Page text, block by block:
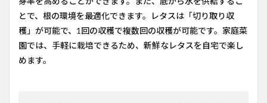
とで、根の環境を最適化できます。レタスは「切り取り収
穫」が可能で、1回の収穫で複数回の収穫が可能です。家庭菜
園では、手軽に栽培できるため、新鮮なレタスを自宅で楽し
めます。